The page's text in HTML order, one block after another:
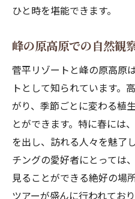
ひと時を堪能できます。
峰の原高原での自然観
菅平リゾートと峰の原高原
トとして知られています。
がり、季節ごとに変わる植
とができます。特に春には
を出し、訪れる人々を魅了
チングの愛好者にとっては
見ることができる絶好の場
ツアーが盛んに行われてお